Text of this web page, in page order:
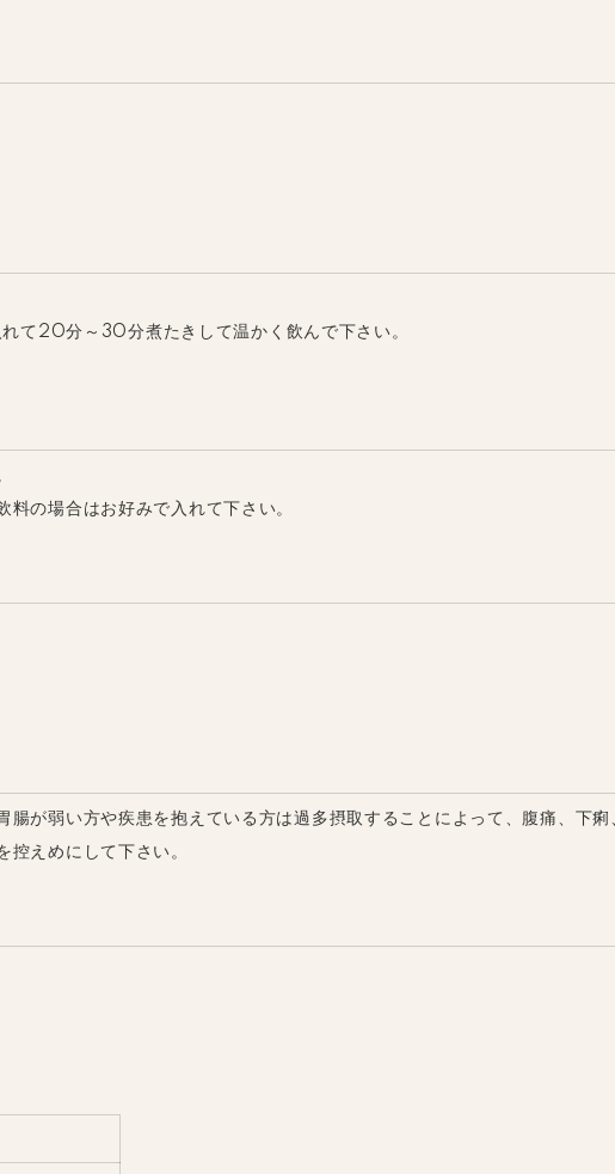
て20分～30分煮たきして温かく飲んで下さい。
の場合はお好みで入れて下さい。
腸が弱い方や疾患を抱えている方は過多摂取することによって、腹痛、下痢
えめにして下さい。